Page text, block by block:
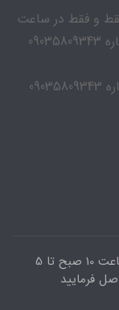
و فقط در ساعت
۱۰ صبح تا ۵ عصر به جز ایام تعطیل با شماره 09035809343
جهت خرید حضوری (فقط تعداد) حتما با شماره 09035809343
برای تماس و یا پیام با پشتیبانی از ساعت 10 صبح تا 5